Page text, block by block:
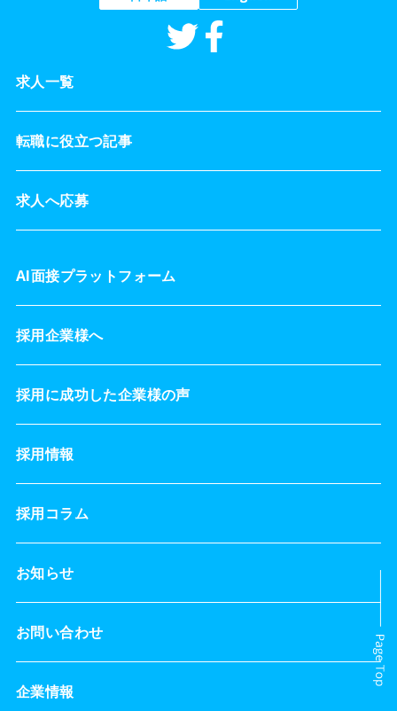
求人一覧
転職に役立つ記事
求人へ応募
AI面接プラットフォーム
採用企業様へ
採用に成功した企業様の声
採用情報
採用コラム
お知らせ
お問い合わせ
企業情報